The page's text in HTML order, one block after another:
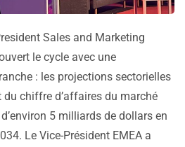
Sales and Marketing
le cycle avec une
: les projections sectorielles
chiffre d’affaires du marché
5 milliards de dollars en
Le Vice-Président EMEA a